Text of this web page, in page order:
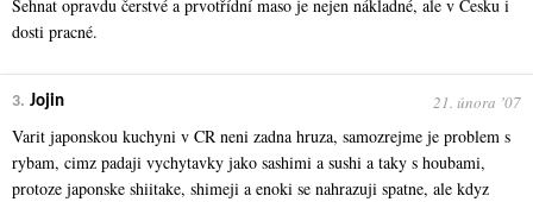
Sehnat opravdu čerstvé a prvotřídní maso je nejen nákladné, ale v Česku i
dosti pracné.
3. Jojin 21. února ʼ07
Varit japonskou kuchyni v CR neni zadna hruza, samozrejme je problem s
rybam, cimz padaji vychytavky jako sashimi a sushi a taky s houbami,
protoze japonske shiitake, shimeji a enoki se nahrazuji spatne, ale kdyz